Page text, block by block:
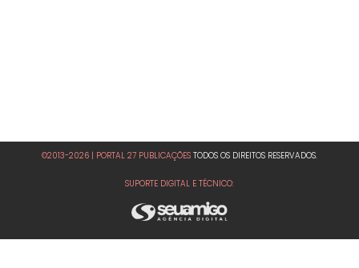
©2013-2026 | PORTAL 27 PUBLICAÇÕES TODOS OS DIREITOS RESERVADOS.
SUPORTE DIGITAL E TÉCNICO: